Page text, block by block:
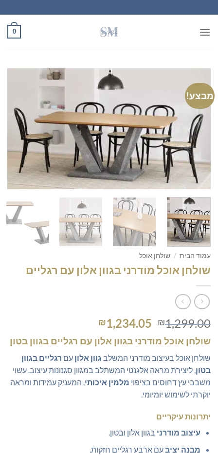
to
content
0
מבצע!
עמוד הבית / שולחן אוכל
שולחן אוכל מודרני בגוון אלון עם רגליים
₪1,299.00
המחיר
היה:
₪1,299.00.
₪1,234.05
הנוכחי
הוא:
₪1,234.05.
שולחן אוכל מודרני בגוון אלון עם רגליים בגוון בטון
שולחן אוכל בעיצוב מודרני המשלב גוון אלון עם רגליים בגוון
בטון , ליצירת מראה אלגנטי המשתלב במגוון סגנונות עיצוב. עשוי
משבבי עץ דחוסים בציפוי מלמין איכותי , המעניק עמידות ומראה
יוקרתי לשימוש יומיומי.
יתרונות עיקריים
עיצוב מודרני בגוון אלון ובטון.
מבנה יציבעם ארבע רגליים חזקות.